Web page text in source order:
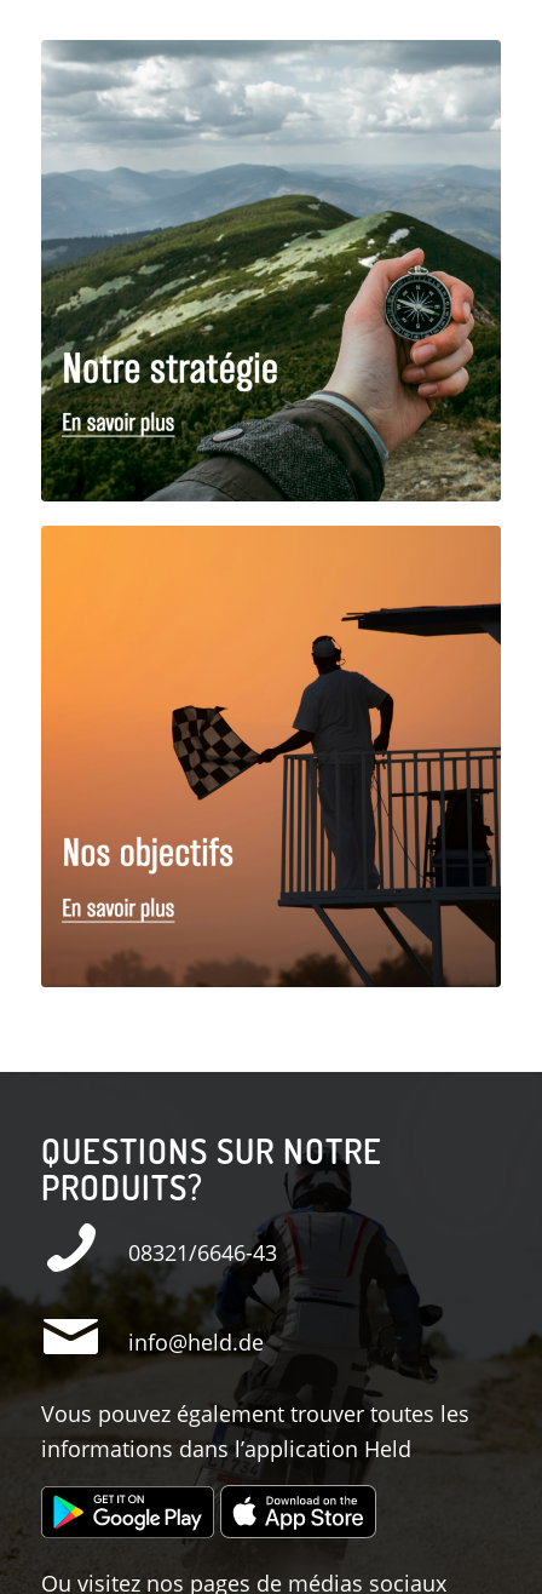
QUESTIONS SUR NOTRE
PRODUITS?
08321/6646-43
info@held.de
Vous pouvez également trouver toutes les
informations dans l’application Held
Ou visitez nos pages de médias sociaux